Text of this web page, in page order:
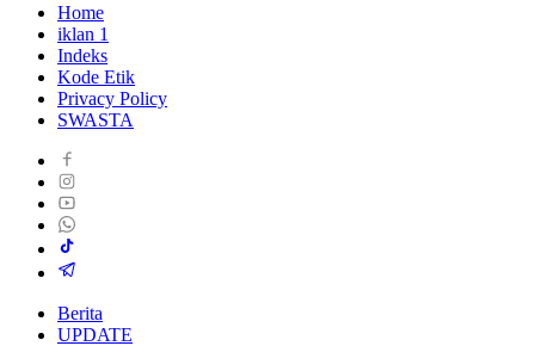
Home
iklan 1
Indeks
Kode Etik
Privacy Policy
SWASTA
Berita
UPDATE